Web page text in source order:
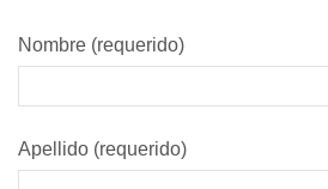
Nombre (requerido)
Apellido (requerido)